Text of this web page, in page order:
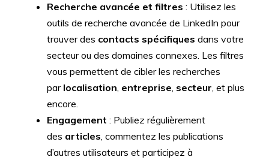
Recherche avancée et filtres : Utilisez les
outils de recherche avancée de LinkedIn pour
trouver des contacts spécifiques dans votre
secteur ou des domaines connexes. Les filtres
vous permettent de cibler les recherches
par localisation, entreprise, secteur, et plus
encore.
Engagement : Publiez régulièrement
des articles, commentez les publications
d’autres utilisateurs et participez à